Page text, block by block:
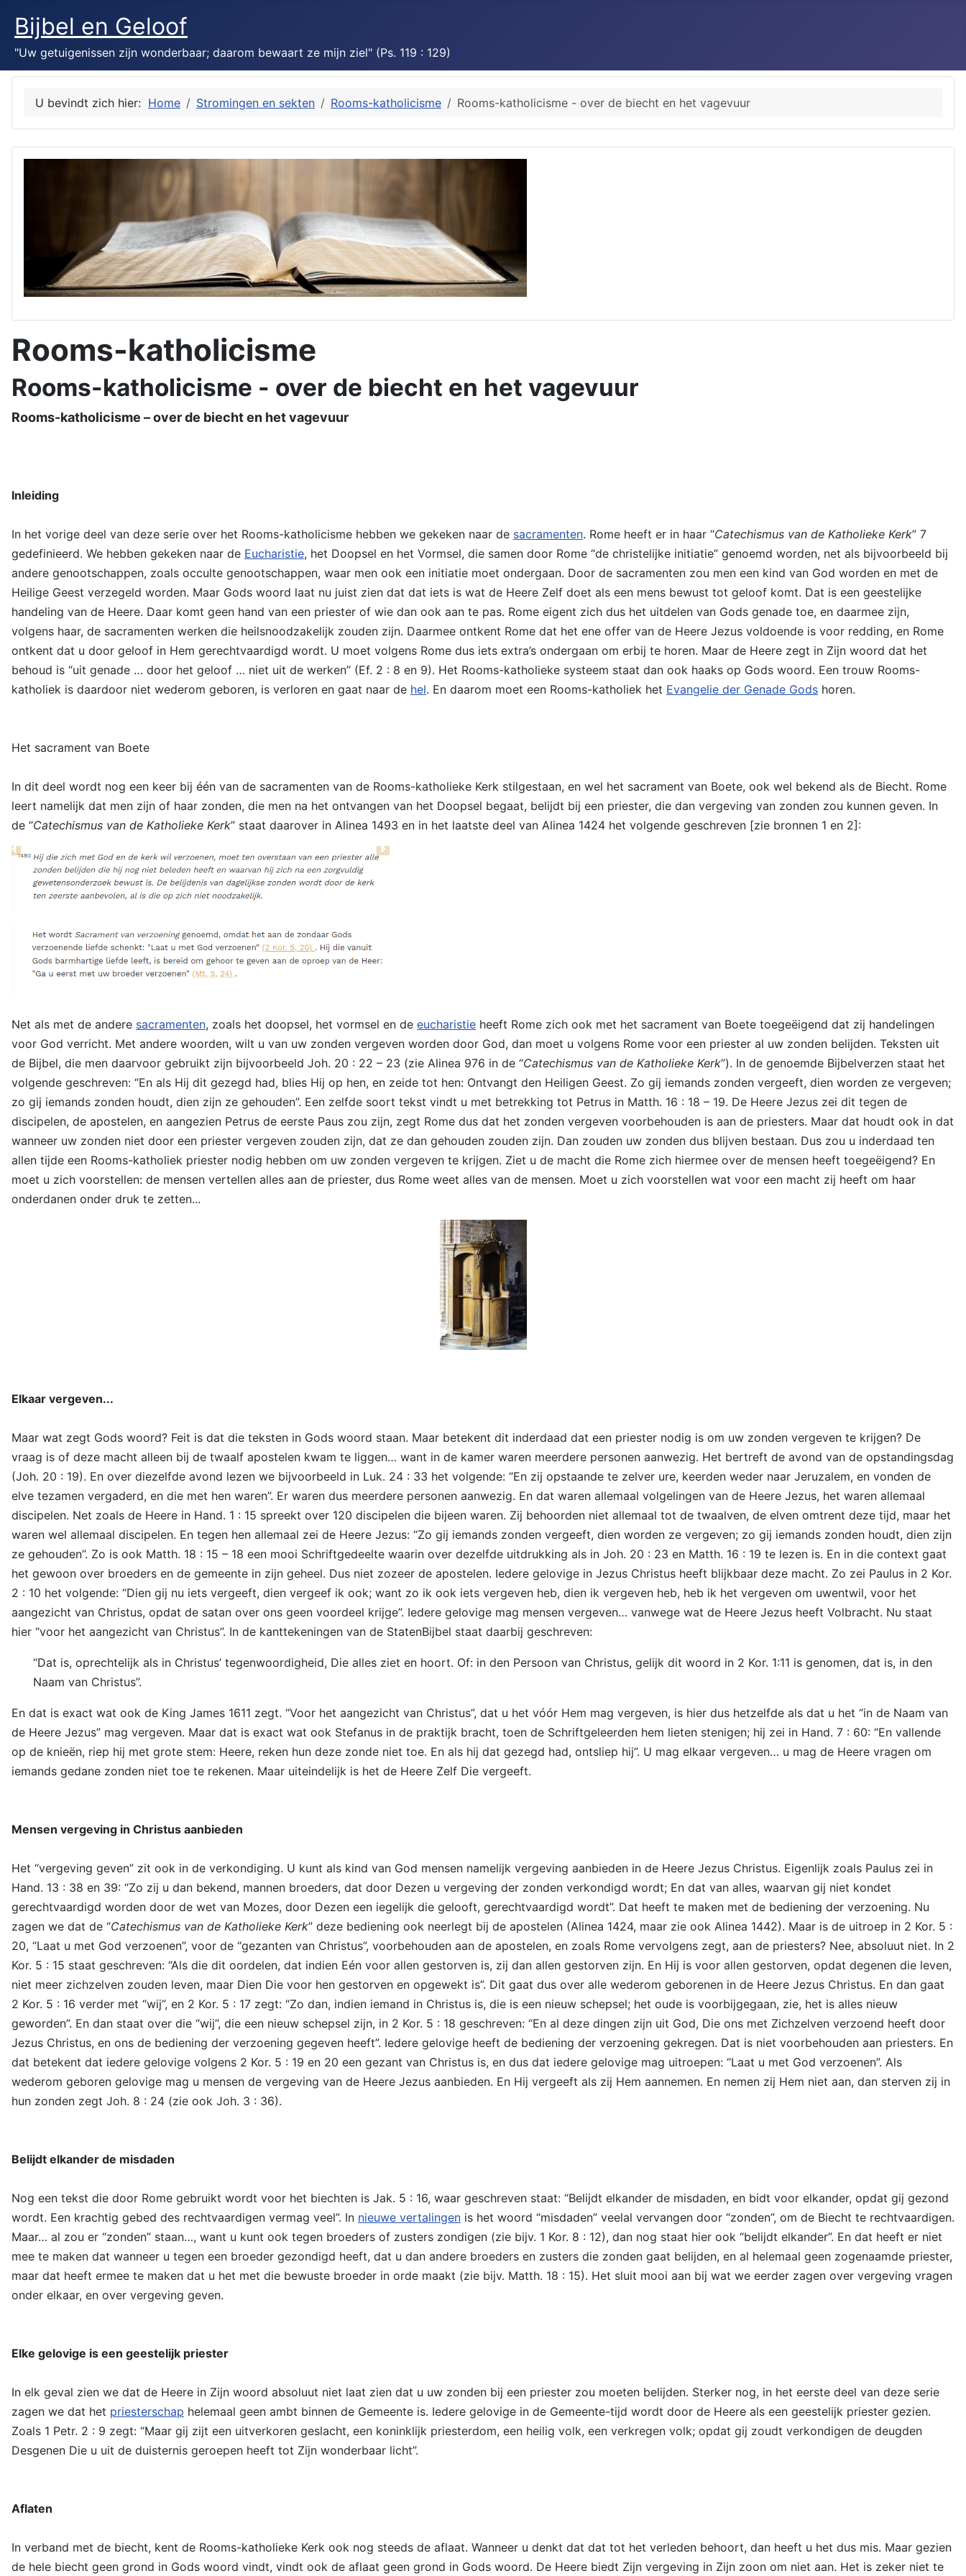
Bijbel en Geloof
"Uw getuigenissen zijn wonderbaar; daarom bewaart ze mijn ziel" (Ps. 119 : 129)
U bevindt zich hier: Home Stromingen en sekten Rooms-katholicisme Rooms-katholicisme - over de biecht en het vagevuur
Rooms-katholicisme
Rooms-katholicisme - over de biecht en het vagevuur
Rooms-katholicisme – over de biecht en het vagevuur
Inleiding
In het vorige deel van deze serie over het Rooms-katholicisme hebben we gekeken naar de sacramenten. Rome heeft er in haar “Catechismus van de Katholieke Kerk” 7
gedefinieerd. We hebben gekeken naar de Eucharistie, het Doopsel en het Vormsel, die samen door Rome “de christelijke initiatie” genoemd worden, net als bijvoorbeeld bij
andere genootschappen, zoals occulte genootschappen, waar men ook een initiatie moet ondergaan. Door de sacramenten zou men een kind van God worden en met de
Heilige Geest verzegeld worden. Maar Gods woord laat nu juist zien dat dat iets is wat de Heere Zelf doet als een mens bewust tot geloof komt. Dat is een geestelijke
handeling van de Heere. Daar komt geen hand van een priester of wie dan ook aan te pas. Rome eigent zich dus het uitdelen van Gods genade toe, en daarmee zijn,
volgens haar, de sacramenten werken die heilsnoodzakelijk zouden zijn. Daarmee ontkent Rome dat het ene offer van de Heere Jezus voldoende is voor redding, en Rome
ontkent dat u door geloof in Hem gerechtvaardigd wordt. U moet volgens Rome dus iets extra’s ondergaan om erbij te horen. Maar de Heere zegt in Zijn woord dat het
behoud is “uit genade … door het geloof … niet uit de werken” (Ef. 2 : 8 en 9). Het Rooms-katholieke systeem staat dan ook haaks op Gods woord. Een trouw Rooms-
katholiek is daardoor niet wederom geboren, is verloren en gaat naar de hel. En daarom moet een Rooms-katholiek het Evangelie der Genade Gods horen.
Het sacrament van Boete
In dit deel wordt nog een keer bij één van de sacramenten van de Rooms-katholieke Kerk stilgestaan, en wel het sacrament van Boete, ook wel bekend als de Biecht. Rome
leert namelijk dat men zijn of haar zonden, die men na het ontvangen van het Doopsel begaat, belijdt bij een priester, die dan vergeving van zonden zou kunnen geven. In
de “Catechismus van de Katholieke Kerk” staat daarover in Alinea 1493 en in het laatste deel van Alinea 1424 het volgende geschreven [zie bronnen 1 en 2]:
Net als met de andere sacramenten, zoals het doopsel, het vormsel en de eucharistie heeft Rome zich ook met het sacrament van Boete toegeëigend dat zij handelingen
voor God verricht. Met andere woorden, wilt u van uw zonden vergeven worden door God, dan moet u volgens Rome voor een priester al uw zonden belijden. Teksten uit
de Bijbel, die men daarvoor gebruikt zijn bijvoorbeeld Joh. 20 : 22 – 23 (zie Alinea 976 in de “Catechismus van de Katholieke Kerk”). In de genoemde Bijbelverzen staat het
volgende geschreven: “En als Hij dit gezegd had, blies Hij op hen, en zeide tot hen: Ontvangt den Heiligen Geest. Zo gij iemands zonden vergeeft, dien worden ze vergeven;
zo gij iemands zonden houdt, dien zijn ze gehouden”. Een zelfde soort tekst vindt u met betrekking tot Petrus in Matth. 16 : 18 – 19. De Heere Jezus zei dit tegen de
discipelen, de apostelen, en aangezien Petrus de eerste Paus zou zijn, zegt Rome dus dat het zonden vergeven voorbehouden is aan de priesters. Maar dat houdt ook in dat
wanneer uw zonden niet door een priester vergeven zouden zijn, dat ze dan gehouden zouden zijn. Dan zouden uw zonden dus blijven bestaan. Dus zou u inderdaad ten
allen tijde een Rooms-katholiek priester nodig hebben om uw zonden vergeven te krijgen. Ziet u de macht die Rome zich hiermee over de mensen heeft toegeëigend? En
moet u zich voorstellen: de mensen vertellen alles aan de priester, dus Rome weet alles van de mensen. Moet u zich voorstellen wat voor een macht zij heeft om haar
onderdanen onder druk te zetten...
Elkaar vergeven...
Maar wat zegt Gods woord? Feit is dat die teksten in Gods woord staan. Maar betekent dit inderdaad dat een priester nodig is om uw zonden vergeven te krijgen? De
vraag is of deze macht alleen bij de twaalf apostelen kwam te liggen… want in de kamer waren meerdere personen aanwezig. Het bertreft de avond van de opstandingsdag
(Joh. 20 : 19). En over diezelfde avond lezen we bijvoorbeeld in Luk. 24 : 33 het volgende: “En zij opstaande te zelver ure, keerden weder naar Jeruzalem, en vonden de
elve tezamen vergaderd, en die met hen waren”. Er waren dus meerdere personen aanwezig. En dat waren allemaal volgelingen van de Heere Jezus, het waren allemaal
discipelen. Net zoals de Heere in Hand. 1 : 15 spreekt over 120 discipelen die bijeen waren. Zij behoorden niet allemaal tot de twaalven, de elven omtrent deze tijd, maar het
waren wel allemaal discipelen. En tegen hen allemaal zei de Heere Jezus: “Zo gij iemands zonden vergeeft, dien worden ze vergeven; zo gij iemands zonden houdt, dien zijn
ze gehouden”. Zo is ook Matth. 18 : 15 – 18 een mooi Schriftgedeelte waarin over dezelfde uitdrukking als in Joh. 20 : 23 en Matth. 16 : 19 te lezen is. En in die context gaat
het gewoon over broeders en de gemeente in zijn geheel. Dus niet zozeer de apostelen. Iedere gelovige in Jezus Christus heeft blijkbaar deze macht. Zo zei Paulus in 2 Kor.
2 : 10 het volgende: “Dien gij nu iets vergeeft, dien vergeef ik ook; want zo ik ook iets vergeven heb, dien ik vergeven heb, heb ik het vergeven om uwentwil, voor het
aangezicht van Christus, opdat de satan over ons geen voordeel krijge”. Iedere gelovige mag mensen vergeven… vanwege wat de Heere Jezus heeft Volbracht. Nu staat
hier “voor het aangezicht van Christus”. In de kanttekeningen van de StatenBijbel staat daarbij geschreven:
“Dat is, oprechtelijk als in Christus’ tegenwoordigheid, Die alles ziet en hoort. Of: in den Persoon van Christus, gelijk dit woord in 2 Kor. 1:11 is genomen, dat is, in den
Naam van Christus”.
En dat is exact wat ook de King James 1611 zegt. “Voor het aangezicht van Christus”, dat u het vóór Hem mag vergeven, is hier dus hetzelfde als dat u het “in de Naam van
de Heere Jezus” mag vergeven. Maar dat is exact wat ook Stefanus in de praktijk bracht, toen de Schriftgeleerden hem lieten stenigen; hij zei in Hand. 7 : 60: “En vallende
op de knieën, riep hij met grote stem: Heere, reken hun deze zonde niet toe. En als hij dat gezegd had, ontsliep hij”. U mag elkaar vergeven… u mag de Heere vragen om
iemands gedane zonden niet toe te rekenen. Maar uiteindelijk is het de Heere Zelf Die vergeeft.
Mensen vergeving in Christus aanbieden
Het “vergeving geven” zit ook in de verkondiging. U kunt als kind van God mensen namelijk vergeving aanbieden in de Heere Jezus Christus. Eigenlijk zoals Paulus zei in
Hand. 13 : 38 en 39: “Zo zij u dan bekend, mannen broeders, dat door Dezen u vergeving der zonden verkondigd wordt; En dat van alles, waarvan gij niet kondet
gerechtvaardigd worden door de wet van Mozes, door Dezen een iegelijk die gelooft, gerechtvaardigd wordt”. Dat heeft te maken met de bediening der verzoening. Nu
zagen we dat de “Catechismus van de Katholieke Kerk” deze bediening ook neerlegt bij de apostelen (Alinea 1424, maar zie ook Alinea 1442). Maar is de uitroep in 2 Kor. 5 :
20, “Laat u met God verzoenen”, voor de “gezanten van Christus”, voorbehouden aan de apostelen, en zoals Rome vervolgens zegt, aan de priesters? Nee, absoluut niet. In 2
Kor. 5 : 15 staat geschreven: “Als die dit oordelen, dat indien Eén voor allen gestorven is, zij dan allen gestorven zijn. En Hij is voor allen gestorven, opdat degenen die leven,
niet meer zichzelven zouden leven, maar Dien Die voor hen gestorven en opgewekt is”. Dit gaat dus over alle wederom geborenen in de Heere Jezus Christus. En dan gaat
2 Kor. 5 : 16 verder met “wij”, en 2 Kor. 5 : 17 zegt: “Zo dan, indien iemand in Christus is, die is een nieuw schepsel; het oude is voorbijgegaan, zie, het is alles nieuw
geworden”. En dan staat over die “wij”, die een nieuw schepsel zijn, in 2 Kor. 5 : 18 geschreven: “En al deze dingen zijn uit God, Die ons met Zichzelven verzoend heeft door
Jezus Christus, en ons de bediening der verzoening gegeven heeft”. Iedere gelovige heeft de bediening der verzoening gekregen. Dat is niet voorbehouden aan priesters. En
dat betekent dat iedere gelovige volgens 2 Kor. 5 : 19 en 20 een gezant van Christus is, en dus dat iedere gelovige mag uitroepen: “Laat u met God verzoenen”. Als
wederom geboren gelovige mag u mensen de vergeving van de Heere Jezus aanbieden. En Hij vergeeft als zij Hem aannemen. En nemen zij Hem niet aan, dan sterven zij in
hun zonden zegt Joh. 8 : 24 (zie ook Joh. 3 : 36).
Belijdt elkander de misdaden
Nog een tekst die door Rome gebruikt wordt voor het biechten is Jak. 5 : 16, waar geschreven staat: “Belijdt elkander de misdaden, en bidt voor elkander, opdat gij gezond
wordt. Een krachtig gebed des rechtvaardigen vermag veel”. In nieuwe vertalingen is het woord “misdaden” veelal vervangen door “zonden”, om de Biecht te rechtvaardigen.
Maar… al zou er “zonden” staan…, want u kunt ook tegen broeders of zusters zondigen (zie bijv. 1 Kor. 8 : 12), dan nog staat hier ook “belijdt elkander”. En dat heeft er niet
mee te maken dat wanneer u tegen een broeder gezondigd heeft, dat u dan andere broeders en zusters die zonden gaat belijden, en al helemaal geen zogenaamde priester,
maar dat heeft ermee te maken dat u het met die bewuste broeder in orde maakt (zie bijv. Matth. 18 : 15). Het sluit mooi aan bij wat we eerder zagen over vergeving vragen
onder elkaar, en over vergeving geven.
Elke gelovige is een geestelijk priester
In elk geval zien we dat de Heere in Zijn woord absoluut niet laat zien dat u uw zonden bij een priester zou moeten belijden. Sterker nog, in het eerste deel van deze serie
zagen we dat het priesterschap helemaal geen ambt binnen de Gemeente is. Iedere gelovige in de Gemeente-tijd wordt door de Heere als een geestelijk priester gezien.
Zoals 1 Petr. 2 : 9 zegt: “Maar gij zijt een uitverkoren geslacht, een koninklijk priesterdom, een heilig volk, een verkregen volk; opdat gij zoudt verkondigen de deugden
Desgenen Die u uit de duisternis geroepen heeft tot Zijn wonderbaar licht”.
Aflaten
In verband met de biecht, kent de Rooms-katholieke Kerk ook nog steeds de aflaat. Wanneer u denkt dat dat tot het verleden behoort, dan heeft u het dus mis. Maar gezien
de hele biecht geen grond in Gods woord vindt, vindt ook de aflaat geen grond in Gods woord. De Heere biedt Zijn vergeving in Zijn zoon om niet aan. Het is zeker niet te